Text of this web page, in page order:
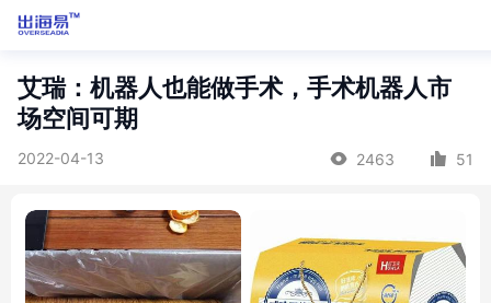
艾瑞：机器人也能做手术，手术机器人市
场空间可期
2022-04-13 2463 51